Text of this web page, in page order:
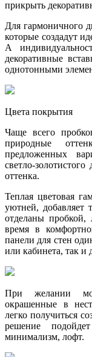
прикрыть
Для гармоничного
которые создадут
А
декоративные
однотонными
Цвета покрытия
Чаще всего
природные
предложенных
светло-
оттенка.
Теплая цветовая
уютней, добавляет
отделаны пробкой,
время в
панели для стен
или кабинета, так и
При желании
окрашенные в
легко получиться
решение
минимализм, лофт.